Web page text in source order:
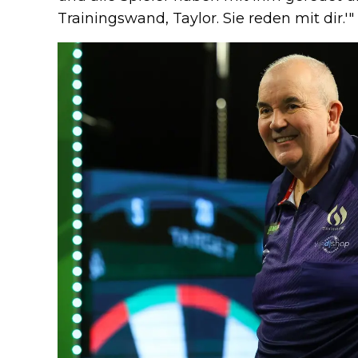
Trainingswand, Taylor. Sie reden mit dir.'"